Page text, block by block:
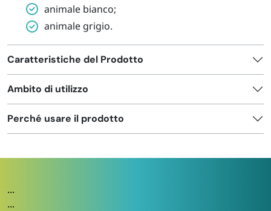
animale bianco;
animale grigio.
Caratteristiche del Prodotto
Ambito di utilizzo
Perché usare il prodotto
...
...